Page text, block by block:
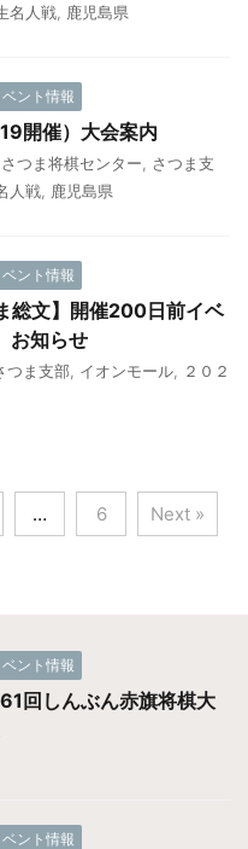
名人戦 鹿児島県
ント情報
開催）大会案内
さつま将棋センター
さつま支
人戦 鹿児島県
ント情報
総文】開催200日前イベ
お知らせ
つま支部 イオンモール
２０２
… 6 Next »
ント情報
61回しんぶん赤旗将棋大
ント情報